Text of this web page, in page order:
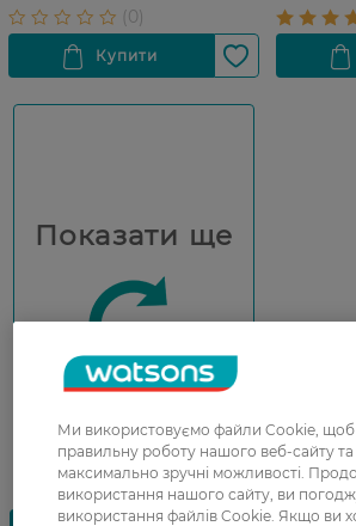
Показати ще
Ми використовуємо файли Cookie, щоб
правильну роботу нашого веб-сайту
максимально зручні можливості.
використання нашого сайту, ви
використання файлів Cookie. Якщо ви